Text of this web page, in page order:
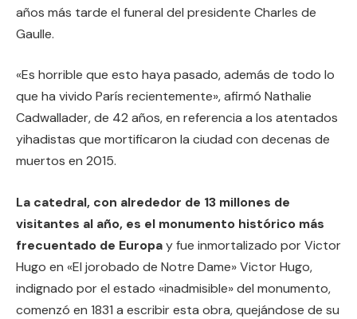
años más tarde el funeral del presidente Charles de
Gaulle.
«Es horrible que esto haya pasado, además de todo lo
que ha vivido París recientemente», afirmó Nathalie
Cadwallader, de 42 años, en referencia a los atentados
yihadistas que mortificaron la ciudad con decenas de
muertos en 2015.
La catedral, con alrededor de 13 millones de
visitantes al año, es el monumento histórico más
frecuentado de Europay fue inmortalizado por Victor
Hugo en «El jorobado de Notre Dame» Victor Hugo,
indignado por el estado «inadmisible» del monumento,
comenzó en 1831 a escribir esta obra, quejándose de su